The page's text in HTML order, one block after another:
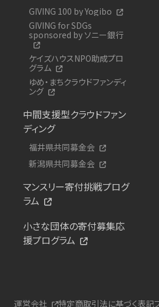
GIVING 100 by Yogibo
GIVING for SDGs
sponsored by ソニー銀行
ケイズハウスNPO助成プロ
グラム
ゆめ・まちクラウドファンディ
ング
中間支援型クラウドファン
ディング
福井県共同募金会
新潟県共同募金会
マンスリー寄付挑戦プログ
ラム
小さな団体の寄付募集応
援プログラム
運営会社 特定商取引法に基づく表記